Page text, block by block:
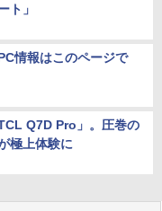
ト」
情報はこのページで
Q7D Pro」。圧巻の
極上体験に